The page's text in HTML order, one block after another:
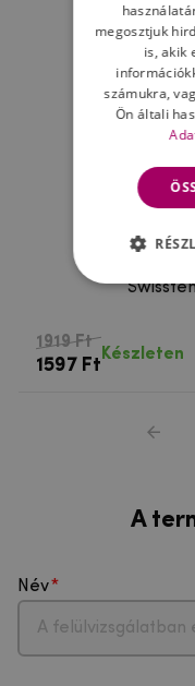
1919 Ft
1597 Ft
Készleten
A
Név
megosztjuk
is, akik
számukra,
Ön általi